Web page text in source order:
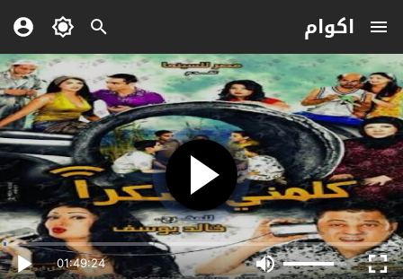
اكوام
01:49:24